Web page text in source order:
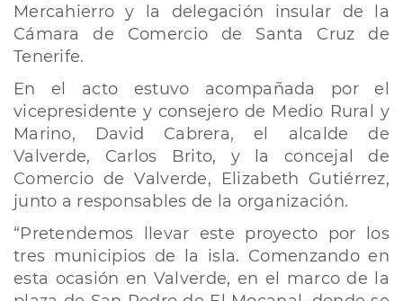
Mercahierro y la delegación insular de la
Cámara de Comercio de Santa Cruz de
Tenerife.
En el acto estuvo acompañada por el
vicepresidente y consejero de Medio Rural y
Marino, David Cabrera, el alcalde de
Valverde, Carlos Brito, y la concejal de
Comercio de Valverde, Elizabeth Gutiérrez,
junto a responsables de la organización.
“Pretendemos llevar este proyecto por los
tres municipios de la isla. Comenzando en
esta ocasión en Valverde, en el marco de la